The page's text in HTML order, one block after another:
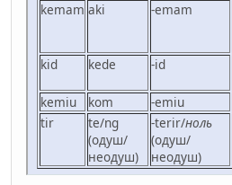
kemam aki -emam
kid kede -id
kemiu kom -emiu
tir
te/ng
(одуш/
неодуш)
-terir/ноль
(одуш/
неодуш)